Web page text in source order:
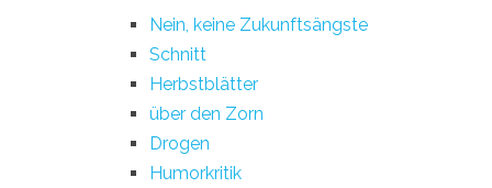
Nein, keine Zukunftsängste
Schnitt
Herbstblätter
über den Zorn
Drogen
Humorkritik